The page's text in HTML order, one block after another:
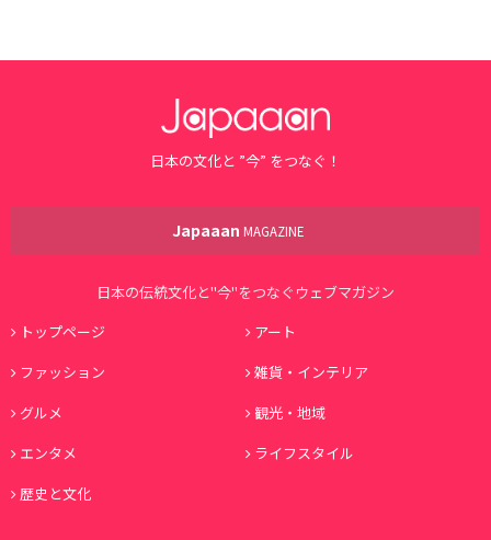
日本の文化と ”今” をつなぐ！
Japaaan MAGAZINE
日本の伝統文化と"今"をつなぐウェブマガジン
トップページ
アート
ファッション
雑貨・インテリア
グルメ
観光・地域
エンタメ
ライフスタイル
歴史と文化